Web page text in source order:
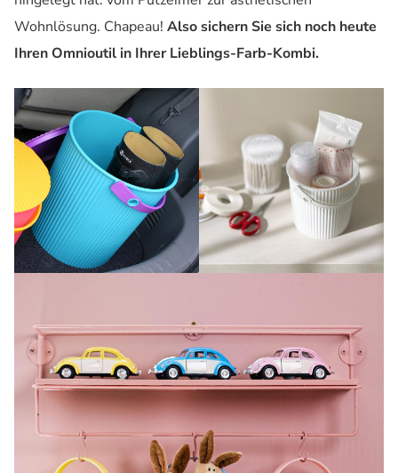
Wohnlösung. Chapeau! Also sichern Sie sich noch heute
Ihren Omnioutil in Ihrer Lieblings-Farb-Kombi.